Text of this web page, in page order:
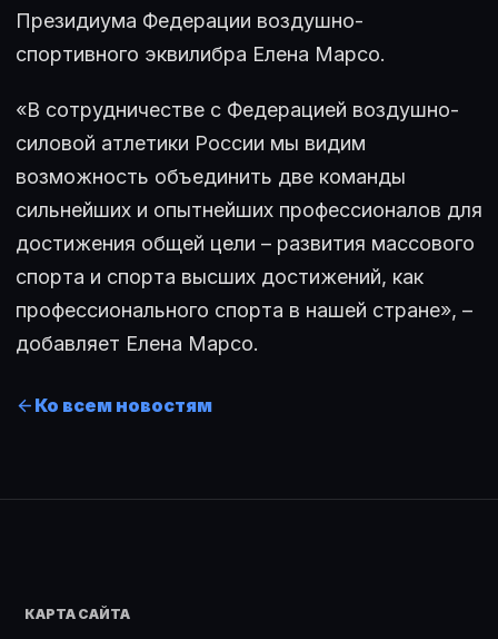
Президиума Федерации воздушно-
спортивного эквилибра Елена Марсо.
«В сотрудничестве с Федерацией воздушно-
силовой атлетики России мы видим
возможность объединить две команды
сильнейших и опытнейших профессионалов для
достижения общей цели – развития массового
спорта и спорта высших достижений, как
профессионального спорта в нашей стране», –
добавляет Елена Марсо.
Ко всем новостям
КАРТА САЙТА